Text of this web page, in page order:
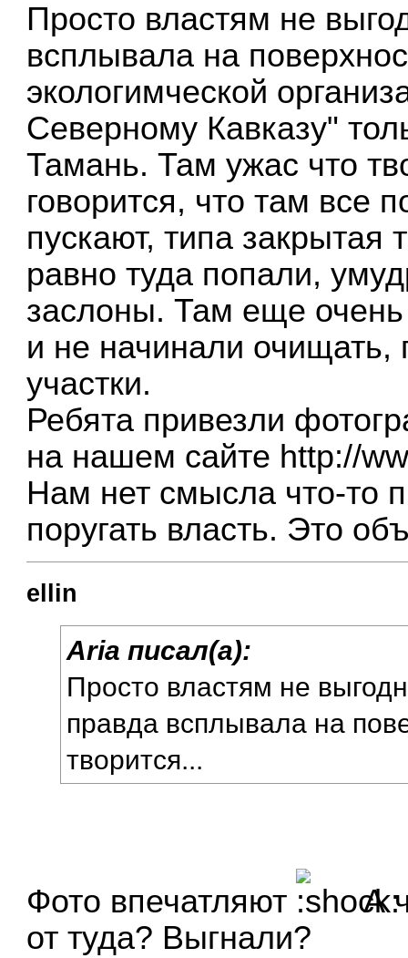
Просто властям не
всплывала на
экологимческой
Северному Кавказу"
Тамань. Там ужас что
говорится, что там все
пускают, типа закрытая
равно туда попали,
заслоны. Там еще очень
и не начинали
участки.
Ребята привезли
на нашем сайте http://
Нам нет смысла что-то
поругать власть. Это
ellin
Aria писал(а):
Просто властям не
правда всплывала на
творится...
Фото впечатляют
А
от туда? Выгнали?